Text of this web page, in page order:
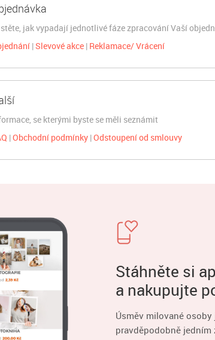
jak vypadají jednotlivé fáze zpracování Vaší
Slevové akce Reklamace/ Vrácení
se kterými byste se měli seznámit
Obchodní podmínky Odstoupení od smlouvy
Stáhněte si
a nakupujte
Úsměv milované osoby
pravděpodobně jedním